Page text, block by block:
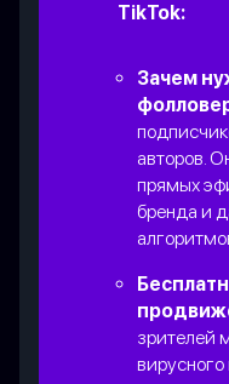
TikTok:
Зачем
авторов.
прямых
бренда и
зрителей